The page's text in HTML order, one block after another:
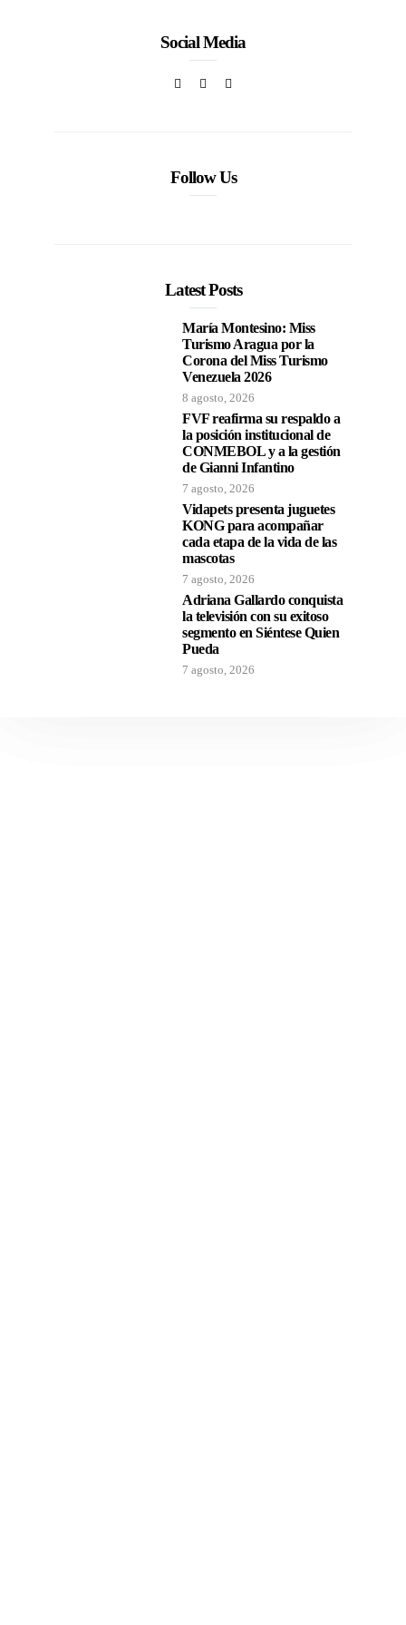
Social Media
Follow Us
Latest Posts
María Montesino: Miss
Turismo Aragua por la
Corona del Miss Turismo
Venezuela 2026
8 agosto, 2026
FVF reafirma su respaldo a
la posición institucional de
CONMEBOL y a la gestión
de Gianni Infantino
7 agosto, 2026
Vidapets presenta juguetes
KONG para acompañar
cada etapa de la vida de las
mascotas
7 agosto, 2026
Adriana Gallardo conquista
la televisión con su exitoso
segmento en Siéntese Quien
Pueda
7 agosto, 2026